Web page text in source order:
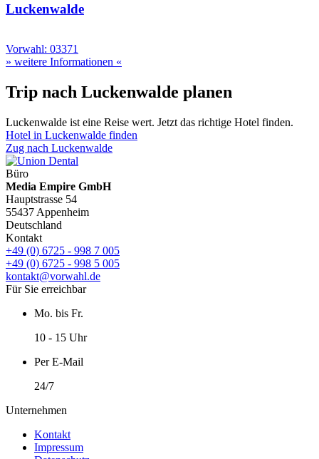
Luckenwalde
Vorwahl: 03371
» weitere Informationen «
Trip nach Luckenwalde planen
Luckenwalde ist eine Reise wert. Jetzt das richtige Hotel finden.
Hotel in Luckenwalde finden
Zug nach Luckenwalde
Büro
Media Empire GmbH
Hauptstrasse 54
55437 Appenheim
Deutschland
Kontakt
+49 (0) 6725 - 998 7 005
+49 (0) 6725 - 998 5 005
kontakt@vorwahl.de
Für Sie erreichbar
Mo. bis Fr.
10 - 15 Uhr
Per E-Mail
24/7
Unternehmen
Kontakt
Impressum